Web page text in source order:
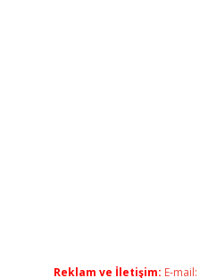
Reklam ve İletişim: E-mail: